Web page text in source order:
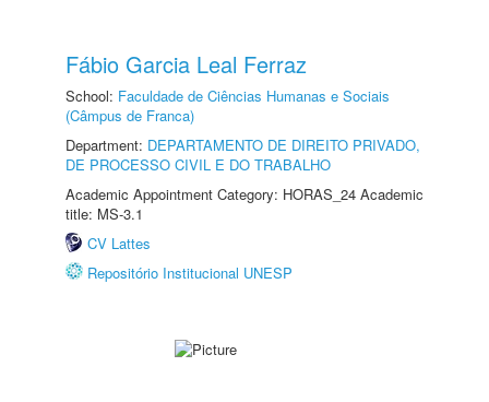
Fábio Garcia Leal Ferraz
School: Faculdade de Ciências Humanas e Sociais
(Câmpus de Franca)
Department: DEPARTAMENTO DE DIREITO PRIVADO,
DE PROCESSO CIVIL E DO TRABALHO
Academic Appointment Category: HORAS_24 Academic
title: MS-3.1
CV Lattes
Repositório Institucional UNESP